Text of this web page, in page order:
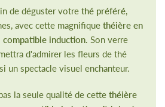
de déguster votrethé préféré,
avec cette magnifiquethéière en
induction. Son verre
d'admirer les fleurs de thé
un spectacle visuel enchanteur.
la seule qualité de cettethéière